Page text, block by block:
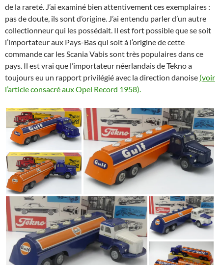
de la rareté. J’ai examiné bien attentivement ces exemplaires :
pas de doute, ils sont d’origine. J’ai entendu parler d’un autre
collectionneur qui les possédait. Il est fort possible que se soit
l’importateur aux Pays-Bas qui soit à l’origine de cette
commande car les Scania Vabis sont très populaires dans ce
pays. Il est vrai que l’importateur néerlandais de Tekno a
toujours eu un rapport privilégié avec la direction danoise (voir
l’article consacré aux Opel Record 1958).